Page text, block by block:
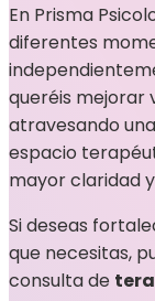
En Prisma
diferentes
queréis mejorar
atravesando
espacio
mayor claridad
Si deseas
que necesitas,
consulta de